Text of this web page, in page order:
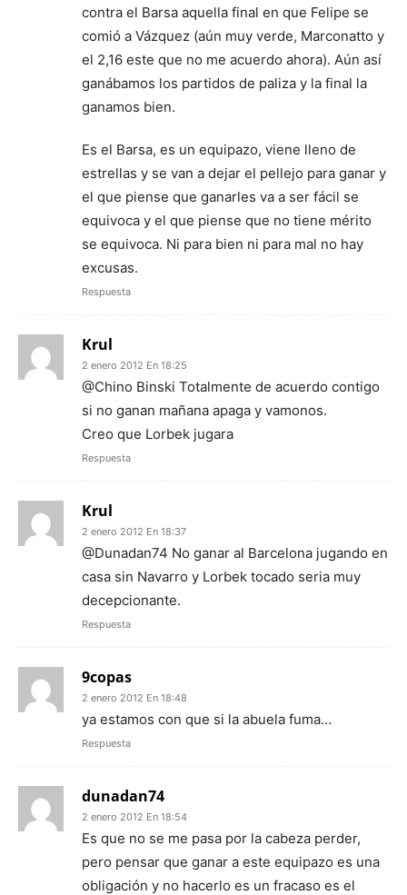
contra el Barsa aquella final en que Felipe se
comió a Vázquez (aún muy verde, Marconatto y
el 2,16 este que no me acuerdo ahora). Aún así
ganábamos los partidos de paliza y la final la
ganamos bien.
Es el Barsa, es un equipazo, viene lleno de
estrellas y se van a dejar el pellejo para ganar y
el que piense que ganarles va a ser fácil se
equivoca y el que piense que no tiene mérito
se equivoca. Ni para bien ni para mal no hay
excusas.
Respuesta
Krul
2 enero 2012 En 18:25
@Chino Binski Totalmente de acuerdo contigo
si no ganan mañana apaga y vamonos.
Creo que Lorbek jugara
Respuesta
Krul
2 enero 2012 En 18:37
@Dunadan74 No ganar al Barcelona jugando en
casa sin Navarro y Lorbek tocado seria muy
decepcionante.
Respuesta
9copas
2 enero 2012 En 18:48
ya estamos con que si la abuela fuma…
Respuesta
dunadan74
2 enero 2012 En 18:54
Es que no se me pasa por la cabeza perder,
pero pensar que ganar a este equipazo es una
obligación y no hacerlo es un fracaso es el